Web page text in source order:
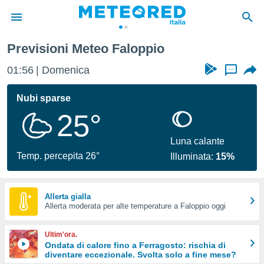
di
per
le
di
Web
le
Previsioni Meteo Faloppio
01:56 Domenica ...
Nubi sparse
25°
Temp. percepita 26°
Luna calante
Illuminata: 15%
Allerta gialla
Allerta moderata per alte temperature a Faloppio oggi
Ultim'ora.
Ondata di calore fino a Ferragosto: rischia di
diventare eccezionale. Svolta solo a fine mese?